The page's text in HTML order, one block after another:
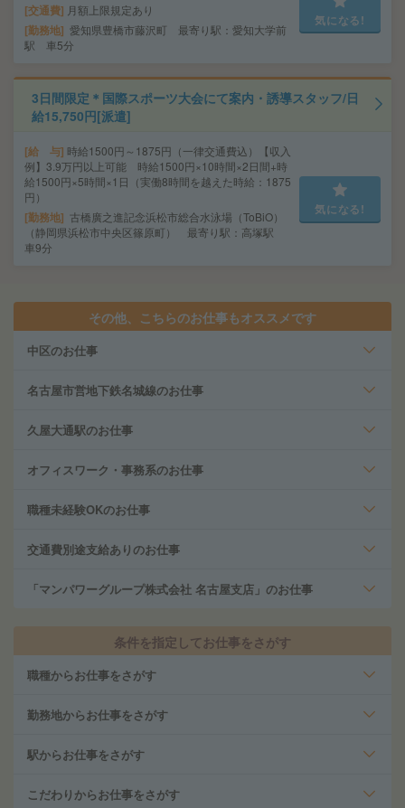
交通費 月額上限規定あり
勤務地 愛知県豊橋市藤沢町 最寄り駅：愛知大学前
駅 車5分
気になる!
3日間限定＊国際スポーツ大会にて案内・誘導スタッフ/日
給15,750円[派遣]
給 与 時給1500円～1875円（一律交通費込）【収入
例】3.9万円以上可能 時給1500円×10時間×2日間+時
給1500円×5時間×1日（実働8時間を越えた時給：1875
円）
勤務地
古橋廣之進記念浜松市総合水泳場（ToBiO）
（静岡県浜松市中央区篠原町） 最寄り駅：高塚駅
車9分
気になる!
その他、こちらのお仕事もオススメです
中区のお仕事
名古屋市営地下鉄名城線のお仕事
久屋大通駅のお仕事
オフィスワーク・事務系のお仕事
職種未経験OKのお仕事
交通費別途支給ありのお仕事
「マンパワーグループ株式会社 名古屋支店」のお仕事
条件を指定してお仕事をさがす
職種からお仕事をさがす
勤務地からお仕事をさがす
駅からお仕事をさがす
こだわりからお仕事をさがす